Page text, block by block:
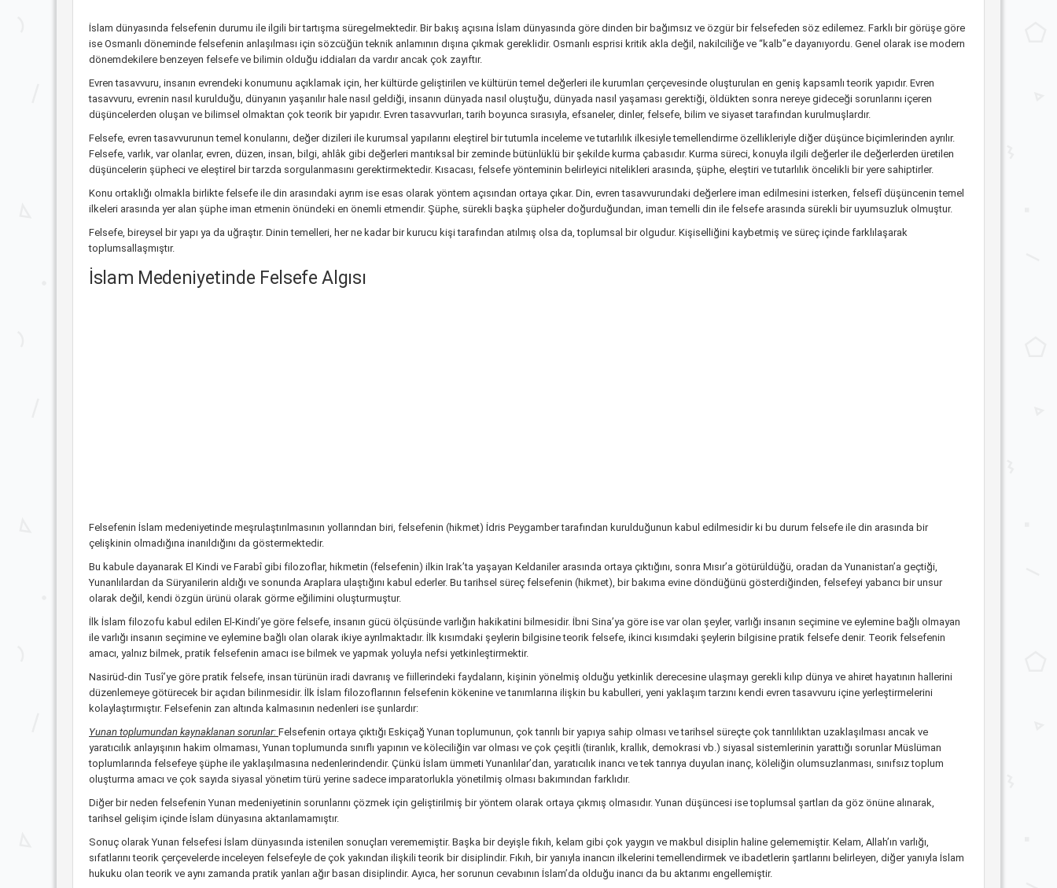
İslam dünyasında felsefenin durumu ile ilgili bir tartışma süregelmektedir. Bir bakış açısına İslam dünyasında göre dinden bir bağımsız ve özgür bir felsefeden söz edilemez. Farklı bir görüşe göre
ise Osmanlı döneminde felsefenin anlaşılması için sözcüğün teknik anlamının dışına çıkmak gereklidir. Osmanlı esprisi kritik akla değil, nakilciliğe ve “kalb”e dayanıyordu. Genel olarak ise modern
dönemdekilere benzeyen felsefe ve bilimin olduğu iddiaları da vardır ancak çok zayıftır.
Evren tasavvuru, insanın evrendeki konumunu açıklamak için, her kültürde geliştirilen ve kültürün temel değerleri ile kurumları çerçevesinde oluşturulan en geniş kapsamlı teorik yapıdır. Evren
tasavvuru, evrenin nasıl kurulduğu, dünyanın yaşanılır hale nasıl geldiği, insanın dünyada nasıl oluştuğu, dünyada nasıl yaşaması gerektiği, öldükten sonra nereye gideceği sorunlarını içeren
düşüncelerden oluşan ve bilimsel olmaktan çok teorik bir yapıdır. Evren tasavvurları, tarih boyunca sırasıyla, efsaneler, dinler, felsefe, bilim ve siyaset tarafından kurulmuşlardır.
Felsefe, evren tasavvurunun temel konularını, değer dizileri ile kurumsal yapılarını eleştirel bir tutumla inceleme ve tutarlılık ilkesiyle temellendirme özellikleriyle diğer düşünce biçimlerinden ayrılır.
Felsefe, varlık, var olanlar, evren, düzen, insan, bilgi, ahlâk gibi değerleri mantıksal bir zeminde bütünlüklü bir şekilde kurma çabasıdır. Kurma süreci, konuyla ilgili değerler ile değerlerden üretilen
düşüncelerin şüpheci ve eleştirel bir tarzda sorgulanmasını gerektirmektedir. Kısacası, felsefe yönteminin belirleyici nitelikleri arasında, şüphe, eleştiri ve tutarlılık öncelikli bir yere sahiptirler.
Konu ortaklığı olmakla birlikte felsefe ile din arasındaki ayrım ise esas olarak yöntem açısından ortaya çıkar. Din, evren tasavvurundaki değerlere iman edilmesini isterken, felsefî düşüncenin temel
ilkeleri arasında yer alan şüphe iman etmenin önündeki en önemli etmendir. Şüphe, sürekli başka şüpheler doğurduğundan, iman temelli din ile felsefe arasında sürekli bir uyumsuzluk olmuştur.
Felsefe, bireysel bir yapı ya da uğraştır. Dinin temelleri, her ne kadar bir kurucu kişi tarafından atılmış olsa da, toplumsal bir olgudur. Kişiselliğini kaybetmiş ve süreç içinde farklılaşarak
toplumsallaşmıştır.
İslam Medeniyetinde Felsefe Algısı
Felsefenin İslam medeniyetinde meşrulaştırılmasının yollarından biri, felsefenin (hikmet) İdris Peygamber tarafından kurulduğunun kabul edilmesidir ki bu durum felsefe ile din arasında bir
çelişkinin olmadığına inanıldığını da göstermektedir.
Bu kabule dayanarak El Kindi ve Farabî gibi filozoflar, hikmetin (felsefenin) ilkin Irak’ta yaşayan Keldaniler arasında ortaya çıktığını, sonra Mısır’a götürüldüğü, oradan da Yunanistan’a geçtiği,
Yunanlılardan da Süryanilerin aldığı ve sonunda Araplara ulaştığını kabul ederler. Bu tarihsel süreç felsefenin (hikmet), bir bakıma evine döndüğünü gösterdiğinden, felsefeyi yabancı bir unsur
olarak değil, kendi özgün ürünü olarak görme eğilimini oluşturmuştur.
İlk İslam filozofu kabul edilen El-Kindi’ye göre felsefe, insanın gücü ölçüsünde varlığın hakikatini bilmesidir. İbni Sina’ya göre ise var olan şeyler, varlığı insanın seçimine ve eylemine bağlı olmayan
ile varlığı insanın seçimine ve eylemine bağlı olan olarak ikiye ayrılmaktadır. İlk kısımdaki şeylerin bilgisine teorik felsefe, ikinci kısımdaki şeylerin bilgisine pratik felsefe denir. Teorik felsefenin
amacı, yalnız bilmek, pratik felsefenin amacı ise bilmek ve yapmak yoluyla nefsi yetkinleştirmektir.
Nasirüd-din Tusî’ye göre pratik felsefe, insan türünün iradi davranış ve fiillerindeki faydaların, kişinin yönelmiş olduğu yetkinlik derecesine ulaşmayı gerekli kılıp dünya ve ahiret hayatının hallerini
düzenlemeye götürecek bir açıdan bilinmesidir. İlk İslam filozoflarının felsefenin kökenine ve tanımlarına ilişkin bu kabulleri, yeni yaklaşım tarzını kendi evren tasavvuru içine yerleştirmelerini
kolaylaştırmıştır. Felsefenin zan altında kalmasının nedenleri ise şunlardır:
Yunan toplumundan kaynaklanan sorunlar: Felsefenin ortaya çıktığı Eskiçağ Yunan toplumunun, çok tanrılı bir yapıya sahip olması ve tarihsel süreçte çok tanrılılıktan uzaklaşılması ancak ve
yaratıcılık anlayışının hakim olmaması, Yunan toplumunda sınıflı yapının ve köleciliğin var olması ve çok çeşitli (tiranlık, krallık, demokrasi vb.) siyasal sistemlerinin yarattığı sorunlar Müslüman
toplumlarında felsefeye şüphe ile yaklaşılmasına nedenlerindendir. Çünkü İslam ümmeti Yunanlılar’dan, yaratıcılık inancı ve tek tanrıya duyulan inanç, köleliğin olumsuzlanması, sınıfsız toplum
oluşturma amacı ve çok sayıda siyasal yönetim türü yerine sadece imparatorlukla yönetilmiş olması bakımından farklıdır.
Diğer bir neden felsefenin Yunan medeniyetinin sorunlarını çözmek için geliştirilmiş bir yöntem olarak ortaya çıkmış olmasıdır. Yunan düşüncesi ise toplumsal şartları da göz önüne alınarak,
tarihsel gelişim içinde İslam dünyasına aktarılamamıştır.
Sonuç olarak Yunan felsefesi İslam dünyasında istenilen sonuçları verememiştir. Başka bir deyişle fıkıh, kelam gibi çok yaygın ve makbul disiplin haline gelememiştir. Kelam, Allah’ın varlığı,
sıfatlarını teorik çerçevelerde inceleyen felsefeyle de çok yakından ilişkili teorik bir disiplindir. Fıkıh, bir yanıyla inancın ilkelerini temellendirmek ve ibadetlerin şartlarını belirleyen, diğer yanıyla İslam
hukuku olan teorik ve aynı zamanda pratik yanları ağır basan disiplindir. Ayıca, her sorunun cevabının İslam’da olduğu inancı da bu aktarımı engellemiştir.